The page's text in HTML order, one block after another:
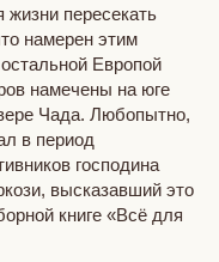
пересекать
намерен этим
Европой
намечены на юге
Чада. Любопытно,
в период
господина
высказавший это
книге «Всё для